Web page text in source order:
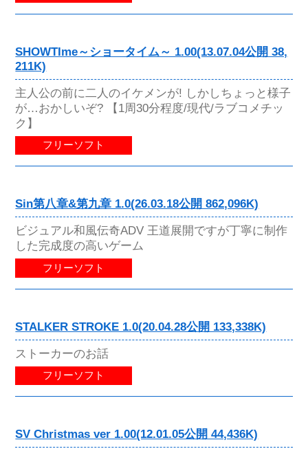
SHOWTIme～ショータイム～ 1.00(13.07.04公開 38,
211K)
主人公の前に二人のイケメンが! しかしちょっと様子
が…おかしいぞ? 【1周30分程度/現代/ラブコメチッ
ク】
フリーソフト
Sin第八章&第九章 1.0(26.03.18公開 862,096K)
ビジュアル和風伝奇ADV 王道展開ですが丁寧に制作
した完成度の高いゲーム
フリーソフト
STALKER STROKE 1.0(20.04.28公開 133,338K)
ストーカーのお話
フリーソフト
SV Christmas ver 1.00(12.01.05公開 44,436K)